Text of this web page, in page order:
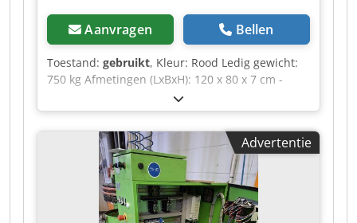
Aanvragen Bellen
Toestand: gebruikt, Kleur: Rood Ledig gewicht:
750 kg Afmetingen (LxBxH): 120 x 80 x 7 cm -
Documentatie aanwezig: Nee Dedozrnv Uepfx
Anmock - CE certificaat aanwezig: Nee -
Transportafmetingen: 1200mm x 800mm x
75mm (l x b x h) - Transportgewicht [kg]: 750kg -
Transportcolli [st.]: 1 Financiële informatie BTW:
De getoonde prijs is exclusief BTW BTW/marge:
BTW verrekenbaar voor ondernemers Levering
en inruil altijd mogelijk van alles in de
Advertentie